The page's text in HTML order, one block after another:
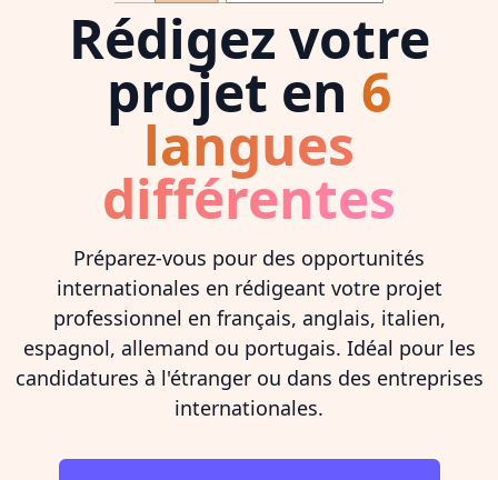
Rédigez votre
projet en 6
langues
différentes
Préparez-vous pour des opportunités
internationales en rédigeant votre projet
professionnel en français, anglais, italien,
espagnol, allemand ou portugais. Idéal pour les
candidatures à l'étranger ou dans des entreprises
internationales.